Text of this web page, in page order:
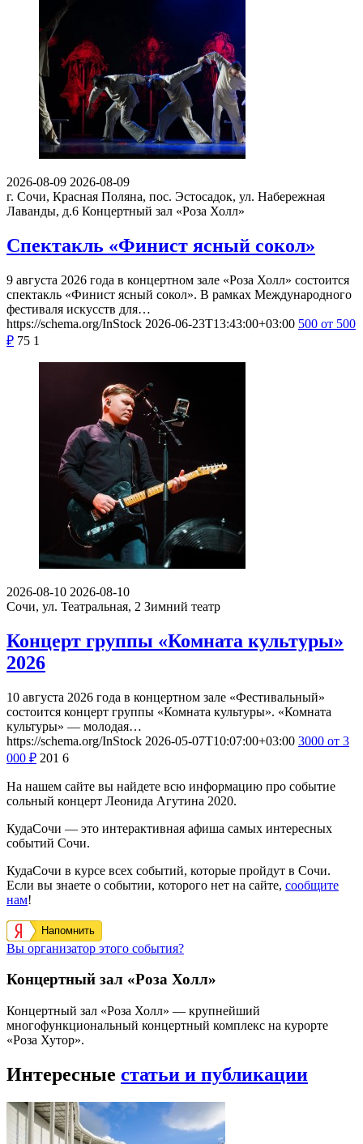
2026-08-09 2026-08-09
г. Сочи, Красная Поляна, пос. Эстосадок, ул. Набережная
Лаванды, д.6 Концертный зал «Роза Холл»
Спектакль «Финист ясный сокол»
9 августа 2026 года в концертном зале «Роза Холл» состоится
спектакль «Финист ясный сокол». В рамках Международного
фестиваля искусств для…
https://schema.org/InStock 2026-06-23T13:43:00+03:00 500 от 500
₽ 75 1
2026-08-10 2026-08-10
Сочи, ул. Театральная, 2 Зимний театр
Концерт группы «Комната культуры»
2026
10 августа 2026 года в концертном зале «Фестивальный»
состоится концерт группы «Комната культуры». «Комната
культуры» — молодая…
https://schema.org/InStock 2026-05-07T10:07:00+03:00 3000 от 3
000 ₽ 201 6
На нашем сайте вы найдете всю информацию про событие
сольный концерт Леонида Агутина 2020.
КудаСочи — это интерактивная афиша самых интересных
событий Сочи.
КудаСочи в курсе всех событий, которые пройдут в Сочи.
Если вы знаете о событии, которого нет на сайте, сообщите
нам!
Напомнить
Вы организатор этого события?
Концертный зал «Роза Холл»
Концертный зал «Роза Холл» — крупнейший
многофункциональный концертный комплекс на курорте
«Роза Хутор».
Интересные статьи и публикации